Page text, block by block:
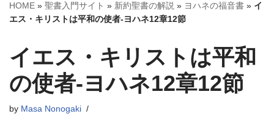
ス
プ
HOME » 聖書入門サイト » 新約聖書の解説 » ヨハネの福音書 » イ
エス・キリストは平和の使者-ヨハネ12章12節
イエス・キリストは平和
の使者-ヨハネ12章12節
by Masa Nonogaki